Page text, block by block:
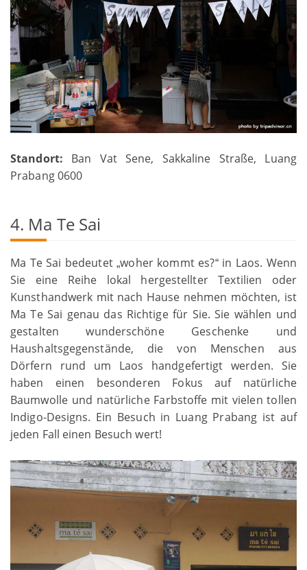
Standort: Ban Vat Sene, Sakkaline Straße, Luang
Prabang 0600
4. Ma Te Sai
Ma Te Sai bedeutet„woher kommt es?“in Laos. Wenn
Sie eine Reihe lokal hergestellter Textilien oder
Kunsthandwerk mit nach Hause nehmen möchten, ist
Ma Te Sai genau das Richtige für Sie. Sie wählen und
gestalten wunderschöne Geschenke und
Haushaltsgegenstände, die von Menschen aus
Dörfern rund um Laos handgefertigt werden. Sie
haben einen besonderen Fokus auf natürliche
Baumwolle und natürliche Farbstoffe mit vielen tollen
Indigo-Designs. Ein Besuch in Luang Prabang ist auf
jeden Fall einen Besuch wert!